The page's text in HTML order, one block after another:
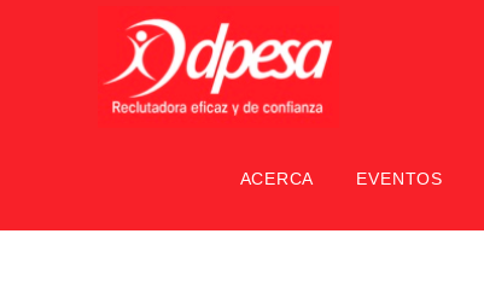
ACERCA EVENTOS